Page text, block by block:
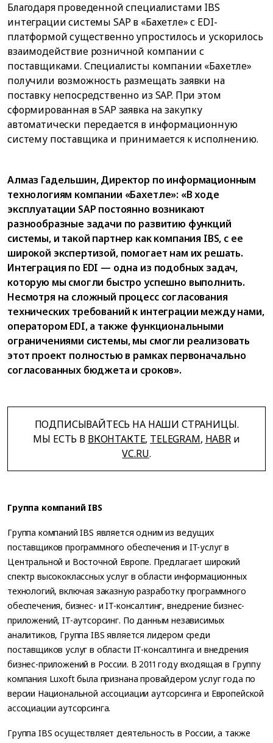
Благодаря проведенной специалистами IBS
интеграции системы SAP в «Бахетле» с EDI-
платформой существенно упростилось и ускорилось
взаимодействие розничной компании с
поставщиками. Специалисты компании «Бахетле»
получили возможность размещать заявки на
поставку непосредственно из SAP. При этом
сформированная в SAP заявка на закупку
автоматически передается в информационную
систему поставщика и принимается к исполнению.
Алмаз Гадельшин, Директор по информационным
технологиям компании «Бахетле»: «В ходе
эксплуатации SAP постоянно возникают
разнообразные задачи по развитию функций
системы, и такой партнер как компания IBS, с ее
широкой экспертизой, помогает нам их решать.
Интеграция по EDI — одна из подобных задач,
которую мы смогли быстро успешно выполнить.
Несмотря на сложный процесс согласования
технических требований к интеграции между нами,
оператором EDI, а также функциональными
ограничениями системы, мы смогли реализовать
этот проект полностью в рамках первоначально
согласованных бюджета и сроков».
ПОДПИСЫВАЙТЕСЬ НА НАШИ СТРАНИЦЫ.
МЫ ЕСТЬ В ВКОНТАКТЕ, TELEGRAM, HABRи
VC.RU.
Группа компаний IBS
Группа компаний IBS является одним из ведущих
поставщиков программного обеспечения и IT-услуг в
Центральной и Восточной Европе. Предлагает широкий
спектр высококлассных услуг в области информационных
технологий, включая заказную разработку программного
обеспечения, бизнес- и IT-консалтинг, внедрение бизнес-
приложений, IT-аутсорсинг. По данным независимых
аналитиков, Группа IBS является лидером среди
поставщиков услуг в области IT-консалтинга и внедрения
бизнес-приложений в России. В 2011 году входящая в Группу
компания Luxoft была признана провайдером услуг года по
версии Национальной ассоциации аутсорсинга и Европейской
ассоциации аутсорсинга.
Группа IBS осуществляет деятельность в России, а также